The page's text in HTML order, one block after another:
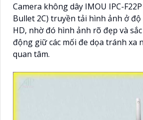
Camera không dây IMOU IPC-
Bullet 2C) truyền tải hình ảnh ở
HD, nhờ đó hình ảnh rõ đẹp và
động giữ các mối đe dọa tránh xa
quan tâm.